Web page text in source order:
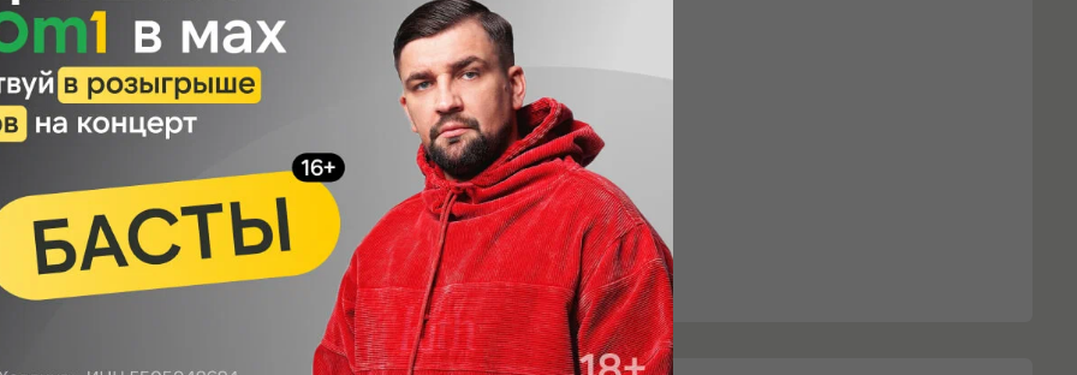
<big>, <small>, <sup>, <sub>, <pre>, <ul>, <ol>, <li>,
адреса URL автоматически становятся ссылками, и
в новой вкладке.
данных на условиях
Политики обработки
.